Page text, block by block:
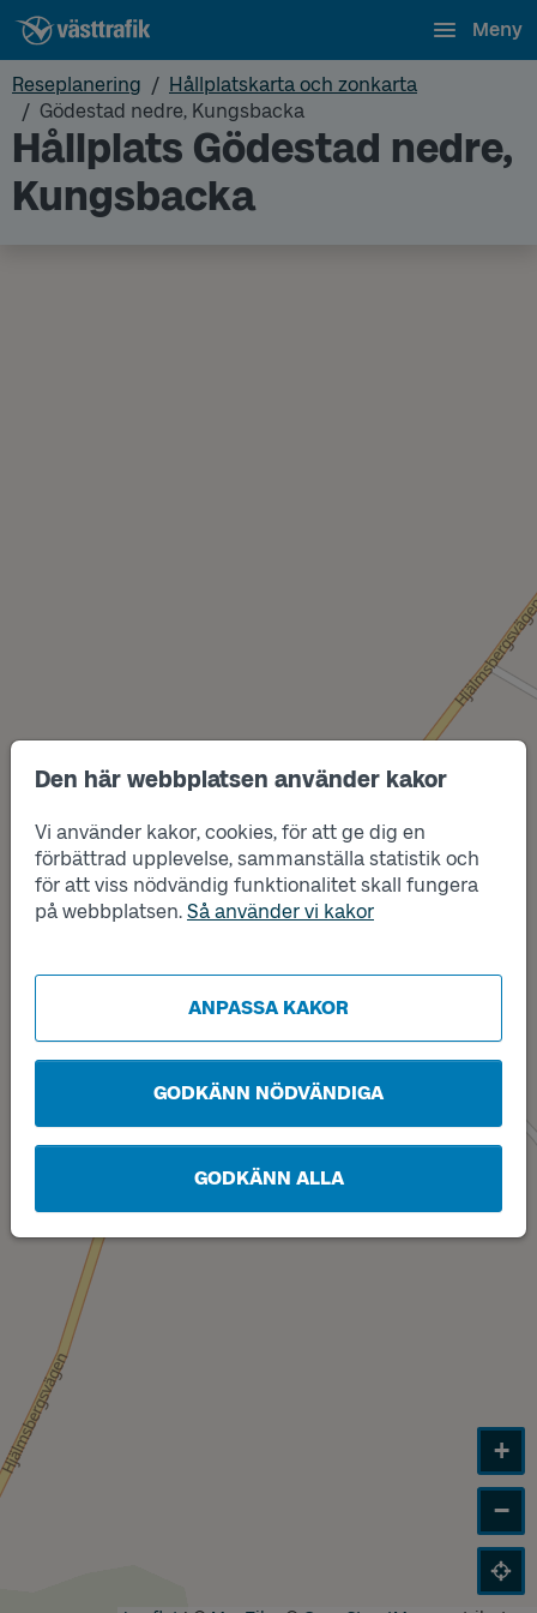
Den här webbplatsen använder kakor
Vi använder kakor, cookies, för att ge dig en
förbättrad upplevelse, sammanställa statistik och
för att viss nödvändig funktionalitet skall fungera
på webbplatsen. Så använder vi kakor
ANPASSA KAKOR
GODKÄNN NÖDVÄNDIGA
GODKÄNN ALLA
Meny
Reseplanering
Hållplatskarta och zonkarta
Gödestad nedre, Kungsbacka
Hållplats Gödestad nedre,
Kungsbacka
Läge
B
+
−